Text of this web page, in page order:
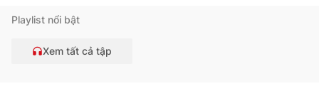
Playlist nổi bật
Xem tất cả tập